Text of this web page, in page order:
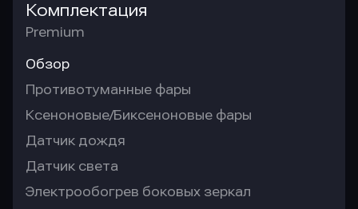
Комплектация
Premium
Обзор
Противотуманные фары
Ксеноновые/Биксеноновые фары
Датчик дождя
Датчик света
Электрообогрев боковых зеркал